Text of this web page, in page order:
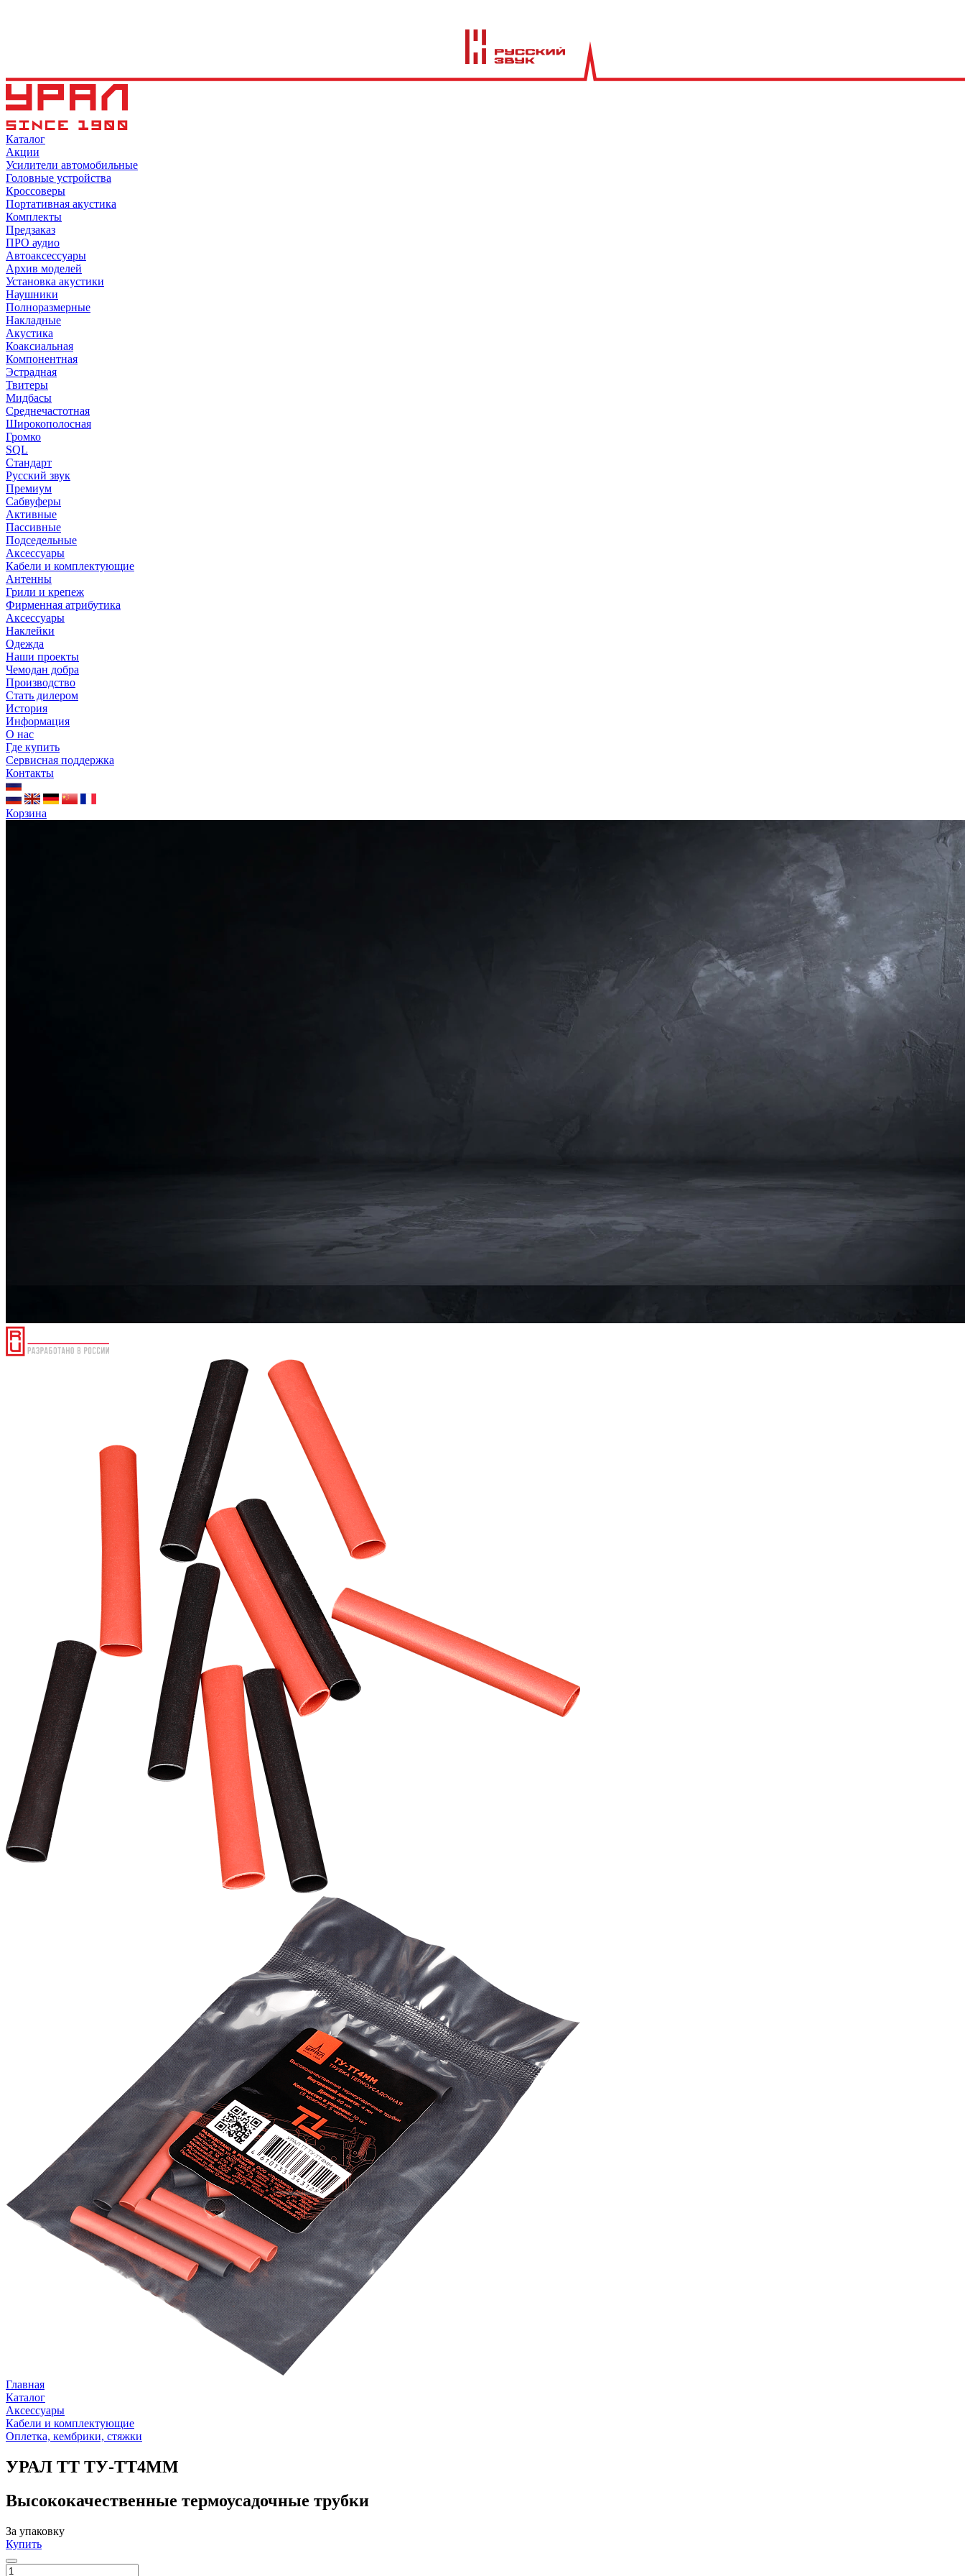
Каталог
Акции
Усилители автомобильные
Головные устройства
Кроссоверы
Портативная акустика
Комплекты
Предзаказ
ПРО аудио
Автоаксессуары
Архив моделей
Установка акустики
Наушники
Полноразмерные
Накладные
Акустика
Коаксиальная
Компонентная
Эстрадная
Твитеры
Мидбасы
Среднечастотная
Широкополосная
Громко
SQL
Стандарт
Русский звук
Премиум
Сабвуферы
Активные
Пассивные
Подседельные
Аксессуары
Кабели и комплектующие
Антенны
Грили и крепеж
Фирменная атрибутика
Аксессуары
Наклейки
Одежда
Наши проекты
Чемодан добра
Производство
Стать дилером
История
Информация
О нас
Где купить
Сервисная поддержка
Контакты
Корзина
Главная
Каталог
Аксессуары
Кабели и комплектующие
Оплетка, кембрики, стяжки
УРАЛ ТТ ТУ-ТТ4ММ
Высококачественные термоусадочные трубки
За упаковку
Купить